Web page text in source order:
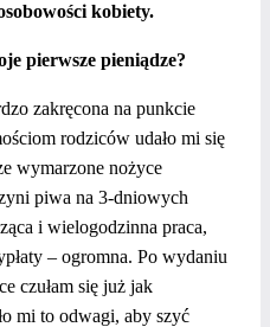
kobiety.
pierwsze pieniądze?
zakręcona na punkcie
rodziców udało mi się
wymarzone nożyce
piwa na 3-dniowych
i wielogodzinna praca,
– ogromna. Po wydaniu
czułam się już jak
mi to odwagi, aby szyć